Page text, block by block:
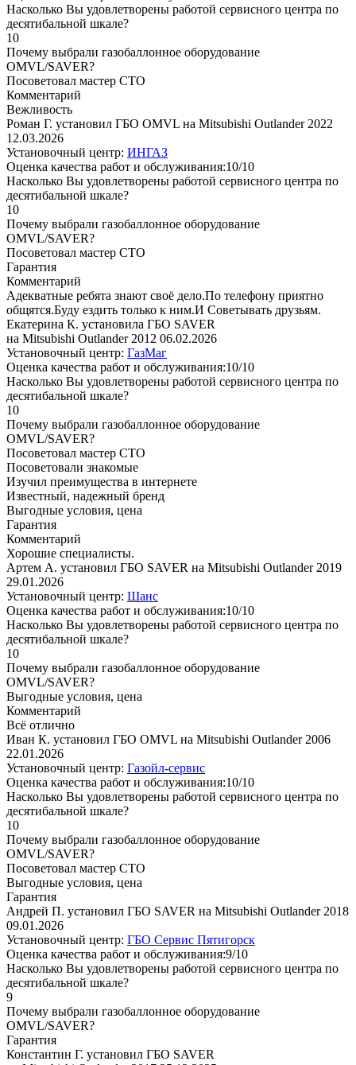
Насколько Вы удовлетворены работой сервисного центра по
десятибальной шкале?
10
Почему выбрали газобаллонное оборудование
OMVL/SAVER?
Посоветовал мастер СТО
Комментарий
Вежливость
Роман Г. установил ГБО OMVL на Mitsubishi Outlander 2022
12.03.2026
Установочный центр: ИНГАЗ
Оценка качества работ и обслуживания:10/10
Насколько Вы удовлетворены работой сервисного центра по
десятибальной шкале?
10
Почему выбрали газобаллонное оборудование
OMVL/SAVER?
Посоветовал мастер СТО
Гарантия
Комментарий
Адекватные ребята знают своё дело.По телефону приятно
общятся.Буду ездить только к ним.И Советывать друзьям.
Екатерина К. установила ГБО SAVER
на Mitsubishi Outlander 2012 06.02.2026
Установочный центр: ГазМаг
Оценка качества работ и обслуживания:10/10
Насколько Вы удовлетворены работой сервисного центра по
десятибальной шкале?
10
Почему выбрали газобаллонное оборудование
OMVL/SAVER?
Посоветовал мастер СТО
Посоветовали знакомые
Изучил преимущества в интернете
Известный, надежный бренд
Выгодные условия, цена
Гарантия
Комментарий
Хорошие специалисты.
Артем А. установил ГБО SAVER на Mitsubishi Outlander 2019
29.01.2026
Установочный центр: Шанс
Оценка качества работ и обслуживания:10/10
Насколько Вы удовлетворены работой сервисного центра по
десятибальной шкале?
10
Почему выбрали газобаллонное оборудование
OMVL/SAVER?
Выгодные условия, цена
Комментарий
Всё отлично
Иван К. установил ГБО OMVL на Mitsubishi Outlander 2006
22.01.2026
Установочный центр: Газойл-сервис
Оценка качества работ и обслуживания:10/10
Насколько Вы удовлетворены работой сервисного центра по
десятибальной шкале?
10
Почему выбрали газобаллонное оборудование
OMVL/SAVER?
Посоветовал мастер СТО
Выгодные условия, цена
Гарантия
Андрей П. установил ГБО SAVER на Mitsubishi Outlander 2018
09.01.2026
Установочный центр: ГБО Сервис Пятигорск
Оценка качества работ и обслуживания:9/10
Насколько Вы удовлетворены работой сервисного центра по
десятибальной шкале?
9
Почему выбрали газобаллонное оборудование
OMVL/SAVER?
Гарантия
Константин Г. установил ГБО SAVER